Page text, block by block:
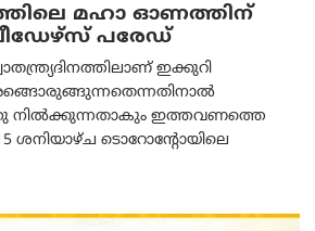
മഹാ ഓണത്തിന്
ലീഡേഴ്സ് പരേഡ്
ഇക്കുറി
നിൽക്കുന്നതാകും ഇത്തവണത്തെ
ശനിയാഴ്ച ടൊറോന്റോയിലെ